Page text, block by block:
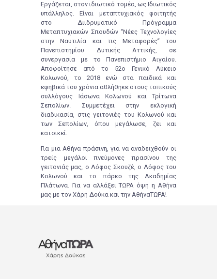
Εργάζεται, στον ιδιωτικό τομέα, ως Ιδιωτικός
υπάλληλος. Είναι μεταπτυχιακός φοιτητής
στο Διιδρυματικό Πρόγραμμα
Μεταπτυχιακών Σπουδών “Νέες Τεχνολογίες
στην Ναυτιλία και τις Μεταφορές” του
Πανεπιστημίου Δυτικής Αττικής, σε
συνεργασία με το Πανεπιστήμιο Αιγαίου.
Αποφοίτησε από το 52ο Γενικό Λύκειο
Κολωνού, το 2018 ενώ στα παιδικά και
εφηβικά του χρόνια αθλήθηκε στους τοπικούς
συλλόγους Ιάσωνα Κολωνού και Τρίτωνα
Σεπολίων. Συμμετέχει στην εκλογική
διαδικασία, στις γειτονιές του Κολωνού και
των Σεπολίων, όπου μεγάλωσε, ζει και
κατοικεί.
Για μια Αθήνα πράσινη, για να αναδειχθούν οι
τρείς μεγάλοι πνεύμονες πρασίνου της
γειτονιάς μας, ο Λόφος Σκουζέ, ο Λόφος του
Κολωνού και το πάρκο της Ακαδημίας
Πλάτωνα. Για να αλλάξει ΤΩΡΑ όψη η Αθήνα
μας με τον Χάρη Δούκα και την ΑθήναΤΩΡΑ!